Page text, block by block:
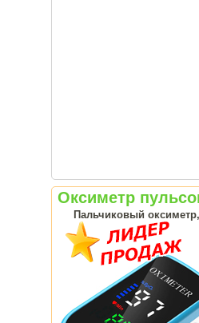
Оксиметр
Пальчиковый оксиметр,